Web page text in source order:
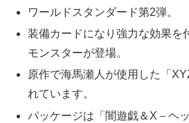
ワールドスタンダード第2弾。
装備カードになり強力な効果を
モンスターが登場。
原作で海馬瀬人が使用した「
れています。
パッケージは「闇遊戯＆X－ヘ